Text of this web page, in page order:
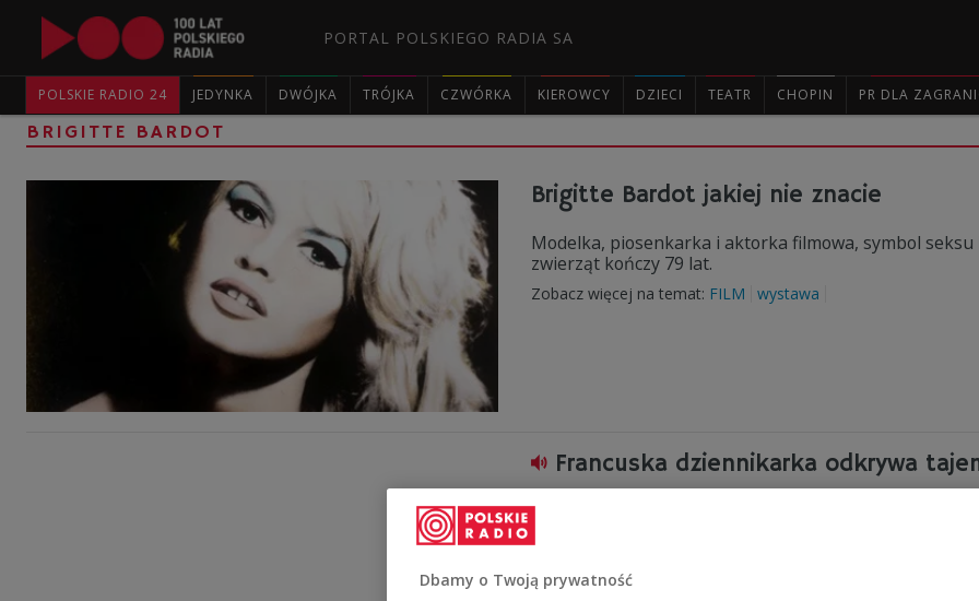
PORTAL POLSKIEGO RADIA SA
POLSKIE RADIO 24 JEDYNKA DWÓJKA TRÓJKA CZWÓRKA KIEROWCY DZIECI TEATR CHOPIN PR DLA
BRIGITTE BARDOT
Brigitte Bardot jakiej nie znacie
Modelka, piosenkarka i aktorka filmowa, symbol seksu
zwierząt kończy 79 lat.
Zobacz więcej na temat: FILM wystawa
Francuska dziennikarka odkrywa
Sensacja i skandal - te słowa bardzo często pojawiały
"Brigitte Bardot to ja!", autorstwa Marie-Dominique
Dbamy o Twoją prywatność